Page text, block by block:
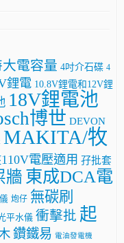
電容量 4吋介石碟 4
鋰電 10.8V鋰電和12V鋰
18V鋰電池
博世 DEVON
MAKITA/牧
電壓適用 孖批套
牆 東成DCA電
炮仔 無碳刷
平水儀 衝擊批 起
鑽鐵易 電油發電機